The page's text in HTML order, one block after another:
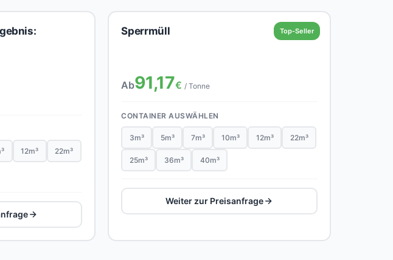
12m³ 22m³
Top-Seller
Sperrmüll
Ab91,17€ / Tonne
CONTAINER AUSWÄHLEN
3m³ 5m³ 7m³ 10m³ 12m³ 22m³
25m³ 36m³ 40m³
Weiter zur Preisanfrage